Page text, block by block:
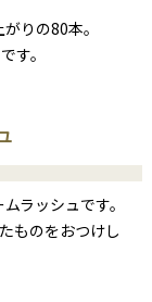
りの80本。
す。
ラッシュです。
ものをおつけし